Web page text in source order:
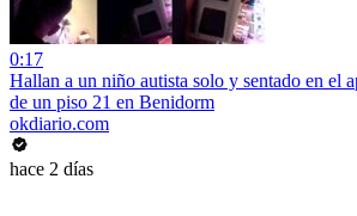
0:17
Hallan a un niño autista solo y sentado en el
de un piso 21 en Benidorm
okdiario.com
hace 2 días